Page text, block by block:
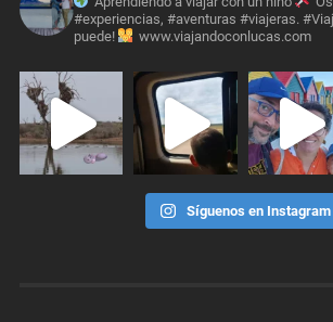
#experiencias, #aventuras #viajeras.
puede!
www.viajandoconlucas.com
Síguenos en Instagram